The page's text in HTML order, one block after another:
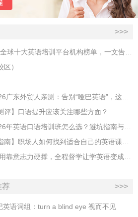
>>>
【16万人的经验贴】2022全球十大英语培训平台机构榜单，一文告诉你
）
必克英语效果怎么样？2026广东外贸人亲测：告别“哑巴英语”，这才是成年人最高效的自救指南！
评】口语提升应该关注哪些方面？
实测厦门机构后讲讲：2026年英语口语培训班怎么选？避坑指南与高效学习新范式
【上海成人英语机构选择指南】职场人如何找到适合自己的英语课程？
【2026英语怎么学？】不用靠意志力硬撑，全程督学让学英语变成日常习惯
荐 >>>
英语词组：turn a blind eye 视而不见